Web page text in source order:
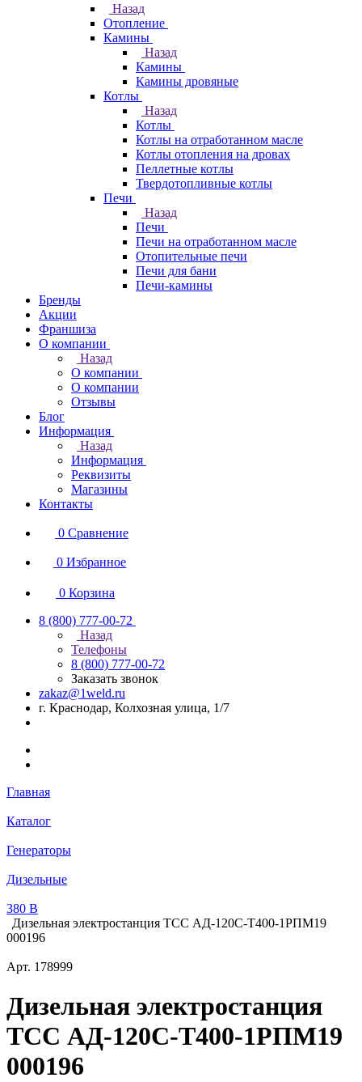
Назад
Отопление
Камины
Назад
Камины
Камины дровяные
Котлы
Назад
Котлы
Котлы на отработанном масле
Котлы отопления на дровах
Пеллетные котлы
Твердотопливные котлы
Печи
Назад
Печи
Печи на отработанном масле
Отопительные печи
Печи для бани
Печи-камины
Бренды
Акции
Франшиза
О компании
Назад
О компании
О компании
Отзывы
Блог
Информация
Назад
Информация
Реквизиты
Магазины
Контакты
0 Сравнение
0 Избранное
0 Корзина
8 (800) 777-00-72
Назад
Телефоны
8 (800) 777-00-72
Заказать звонок
zakaz@1weld.ru
г. Краснодар, Колхозная улица, 1/7
Главная
Каталог
Генераторы
Дизельные
380 В
Дизельная электростанция ТСС АД-120С-Т400-1РПМ19
000196
Арт. 178999
Дизельная электростанция
ТСС АД-120С-Т400-1РПМ19
000196